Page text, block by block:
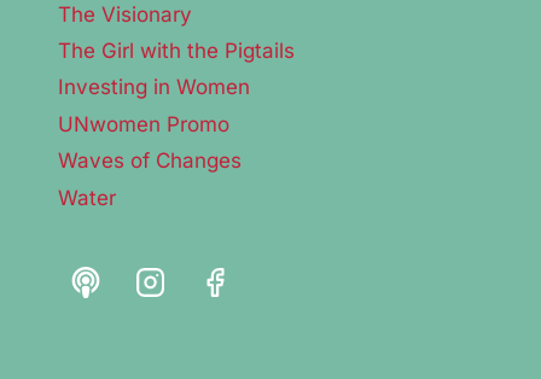
The Visionary
The Girl with the Pigtails
Investing in Women
UNwomen Promo
Waves of Changes
Water